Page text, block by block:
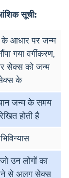
सूची:
के आधार पर जन्म
गया वर्गीकरण,
सेक्स को जन्म
के
जन्म के समय
होती है
उन लोगों का
से अलग सेक्स